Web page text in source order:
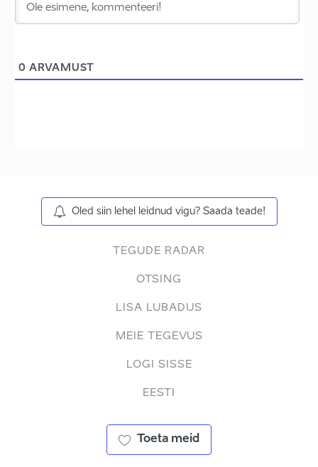
0 ARVAMUST
Oled siin lehel leidnud vigu? Saada teade!
TEGUDE RADAR
OTSING
LISA LUBADUS
MEIE TEGEVUS
LOGI SISSE
EESTI
Toeta meid